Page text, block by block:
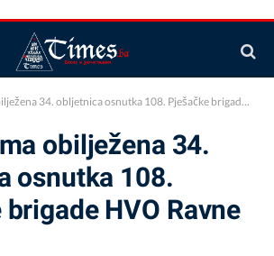
34. obljetnica osnutka 108. Pješačke brigade HVO Ravne Brčko
obilježena 34.
osnutka 108.
HVO Ravne